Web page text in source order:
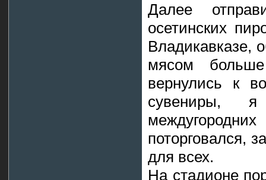
Далее
осетинских
Владикавказе,
мясом
вернулись к
сувениры,
поторговался,
для всех.
На стадионе